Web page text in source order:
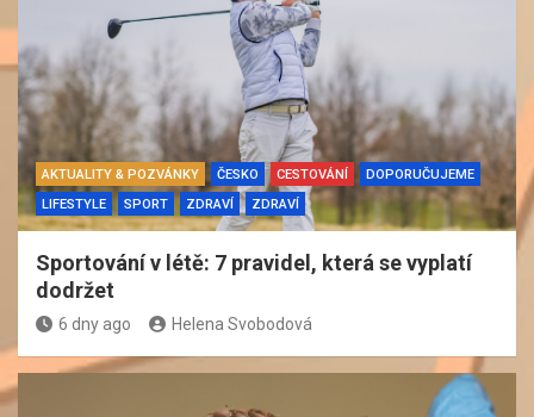
AKTUALITY & POZVÁNKY ČESKO CESTOVÁNÍ
DOPORUČUJEME
LIFESTYLE
SPORT ZDRAVÍ ZDRAVÍ
Sportování v létě: 7 pravidel, která se vyplatí
dodržet
6 dny ago Helena Svobodová